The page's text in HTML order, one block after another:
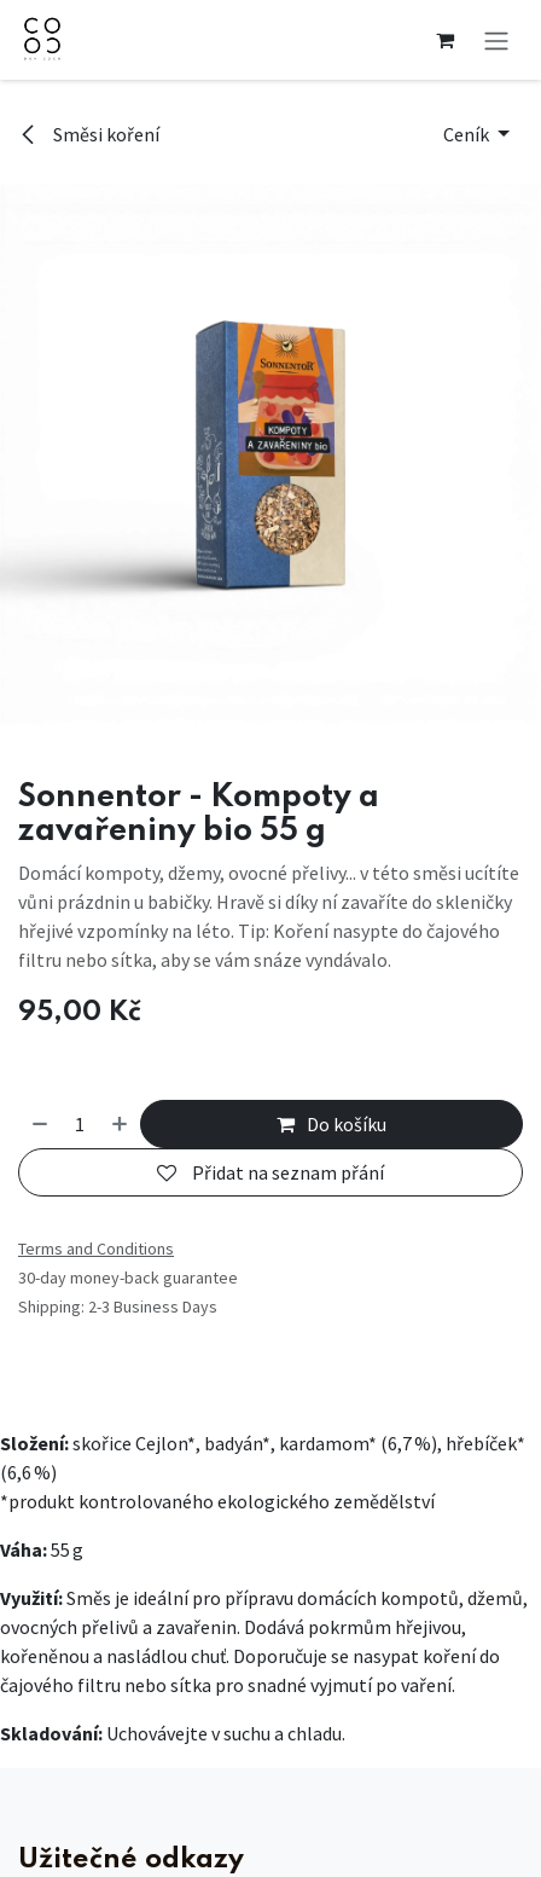
Přejít na obsah
Směsi koření Ceník
Sonnentor - Kompoty a
zavařeniny bio 55 g
Domácí kompoty, džemy, ovocné přelivy... v této směsi ucítíte
vůni prázdnin u babičky. Hravě si díky ní zavaříte do skleničky
hřejivé vzpomínky na léto. Tip: Koření nasypte do čajového
filtru nebo sítka, aby se vám snáze vyndávalo.
95,00 Kč
Do košíku
Přidat na seznam přání
Terms and Conditions
30-day money-back guarantee
Shipping: 2-3 Business Days
Složení:skořice Cejlon*, badyán*, kardamom* (6,7 %), hřebíček*
(6,6 %)
*produkt kontrolovaného ekologického zemědělství
Váha:55 g
Využití:Směs je ideální pro přípravu domácích kompotů, džemů,
ovocných přelivů a zavařenin. Dodává pokrmům hřejivou,
kořeněnou a nasládlou chuť. Doporučuje se nasypat koření do
čajového filtru nebo sítka pro snadné vyjmutí po vaření.
Skladování: Uchovávejte v suchu a chladu.
Užitečné odkazy